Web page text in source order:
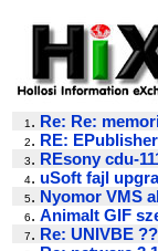
1 . Re: Re:
2. RE:
3. REsony cdu-
4. uSoft fajl
5. Nyomor VMS
6. Animalt GIF
7. Re: UNIVBE